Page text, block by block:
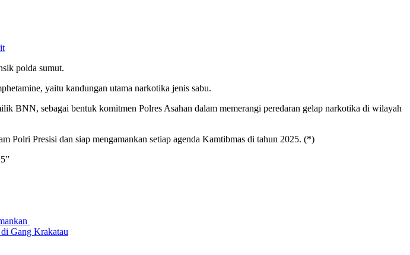
polda sumut.
yaitu kandungan utama narkotika jenis sabu.
BNN, sebagai bentuk komitmen Polres Asahan dalam memerangi peredaran gelap narkotika di wilayah
Polri Presisi dan siap mengamankan setiap agenda Kamtibmas di tahun 2025. (*)
Gang Krakatau